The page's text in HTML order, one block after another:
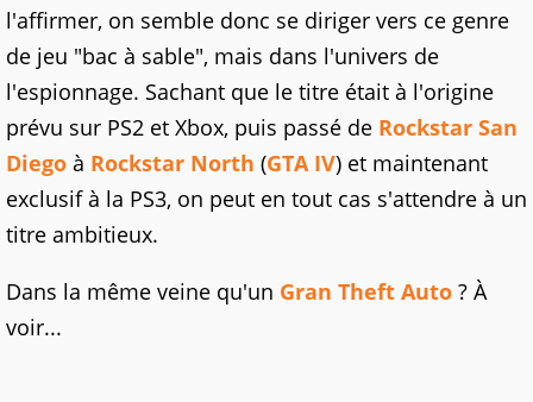
l'affirmer, on semble donc se diriger vers ce genre
de jeu "bac à sable", mais dans l'univers de
l'espionnage. Sachant que le titre était à l'origine
prévu sur PS2 et Xbox, puis passé de Rockstar San
Diego à Rockstar North (GTA IV) et maintenant
exclusif à la PS3, on peut en tout cas s'attendre à un
titre ambitieux.
Dans la même veine qu'un Gran Theft Auto ? À
voir...